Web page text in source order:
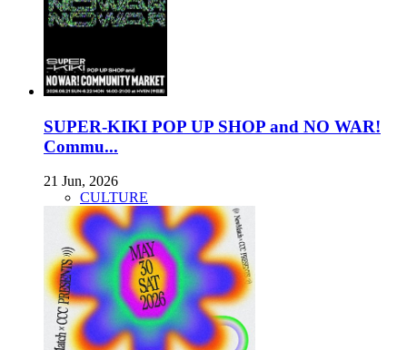
SUPER-KIKI POP UP SHOP and NO WAR!
Commu...
21 Jun, 2026
CULTURE